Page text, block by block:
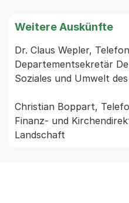
Weitere Auskünfte
Dr. Claus Wepler,
Departementsekretär
Soziales und Umwelt
Christian Boppart,
Finanz- und
Landschaft